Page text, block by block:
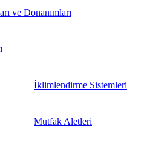
ve Donanımları
İklimlendirme Sistemleri
Mutfak Aletleri